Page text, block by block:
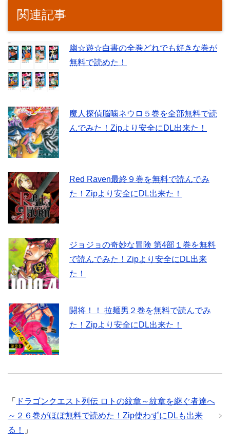
関連記事
幽☆遊☆白書の全巻どれでも好きな巻が
無料で読めた！
魔人探偵脳噛ネウロ５巻を全部無料で読
んでみた！Zipより安全にDL出来た！
Red Raven最終９巻を無料で読んでみ
た！Zipより安全にDL出来た！
ジョジョの奇妙な冒険 第4部１巻を無料
で読んでみた！Zipより安全にDL出来
た！
闘将！！ 拉麺男２巻を無料で読んでみ
た！Zipより安全にDL出来た！
「
ドラゴンクエスト列伝 ロトの紋章～紋章を継ぐ者達へ
～２６巻がほぼ無料で読めた！Zip使わずにDLも出来
る！
」